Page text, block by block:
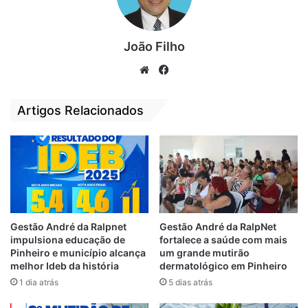
pinheirense, Ana Paula vem sendo cogitada
para compor uma chapa nas eleições
municipais de Pinheiro. Segundo o
jornalista Vandoval Rodrigues, que publicou
bastante avançadas. Luciano Genésio sabe
da força de Ana Paula e Othelino Neto.
Relacionado
Esposa de Othelino
Neto será vice de
Luciano Genésio
25 de agosto de 2020
Em "PINHEIRO-MA"
Othelino Neto
confirma pré-
candidatura de Ana
Paula a prefeita de
Pinheiro-MA
25 de maio de 2023
Em "POLÍTICA"
Convenção
João Filho
We
Artigos Relacionados
Gestão André da Ralpnet
impulsiona educação de
Pinheiro e município alcança
melhor Ideb da história
1 dia atrás
Gestão André da RalpNet
fortalece a saúde com mais
um grande mutirão
dermatológico em Pinheiro
5 dias atrás